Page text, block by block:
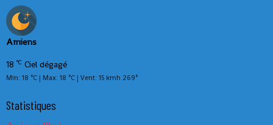
Amiens
18 °C Ciel dégagé
Min: 18 °C | Max: 18 °C | Vent: 15 kmh 269°
Statistiques